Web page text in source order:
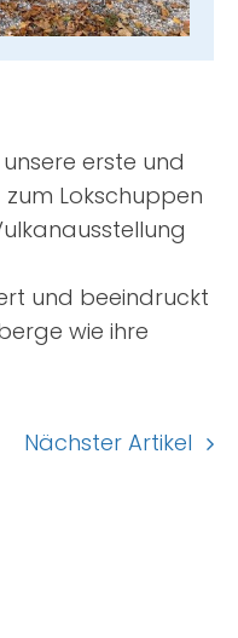
erste und
Lokschuppen
und beeindruckt
wie ihre
Nächster Artikel